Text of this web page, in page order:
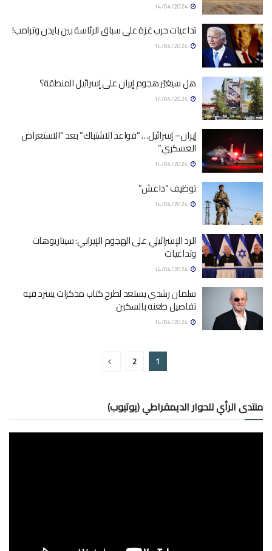
تداعيات حرب غزة على سباق الرئاسة بين بايدن وترامب!
هل سيغيّر هجوم إيران على إسرائيل المنطقة؟
إيران– إسرائيل… “قواعد الاشتباك” بعد “الاستعراض
العسكري”
توظيف “داعش”
الرد الإسرائيلي على الهجوم الإيراني: سيناريوهات
وتداعيات
سلمان رشدي يستعد لطرح كتاب مذكرات يسرد فيه
تفاصيل طعنه بالسكين
1
2
منتدى الرأي للحوار الديمقراطي (يوتيوب)